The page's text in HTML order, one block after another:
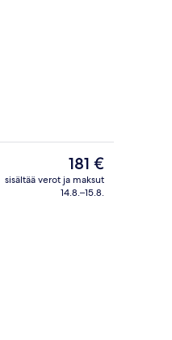
Nykyinen
hinta
on
181 €
sisältää verot ja maksut
14.8.–15.8.